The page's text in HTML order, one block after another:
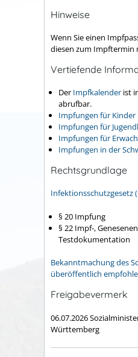
Hinweise
Wenn Sie einen
diesen zum Impftermin
Vertiefende
Der Impfkalender ist
abrufbar.
Impfungen für Kinder
Impfungen für
Impfungen für
Impfungen in der
Rechtsgrundlage
Infektionsschutzgesetz
§ 20 Impfung
§ 22 Impf-,
Testdokumentation
Bekanntmachung des
überöffentlich
Freigabevermerk
06.07.2026
Württemberg